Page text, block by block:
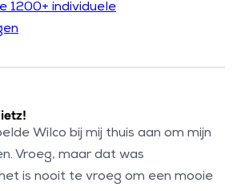
1200+ individuele
Wilco bij mij thuis aan om mijn
Vroeg, maar dat was
is nooit te vroeg om een mooie